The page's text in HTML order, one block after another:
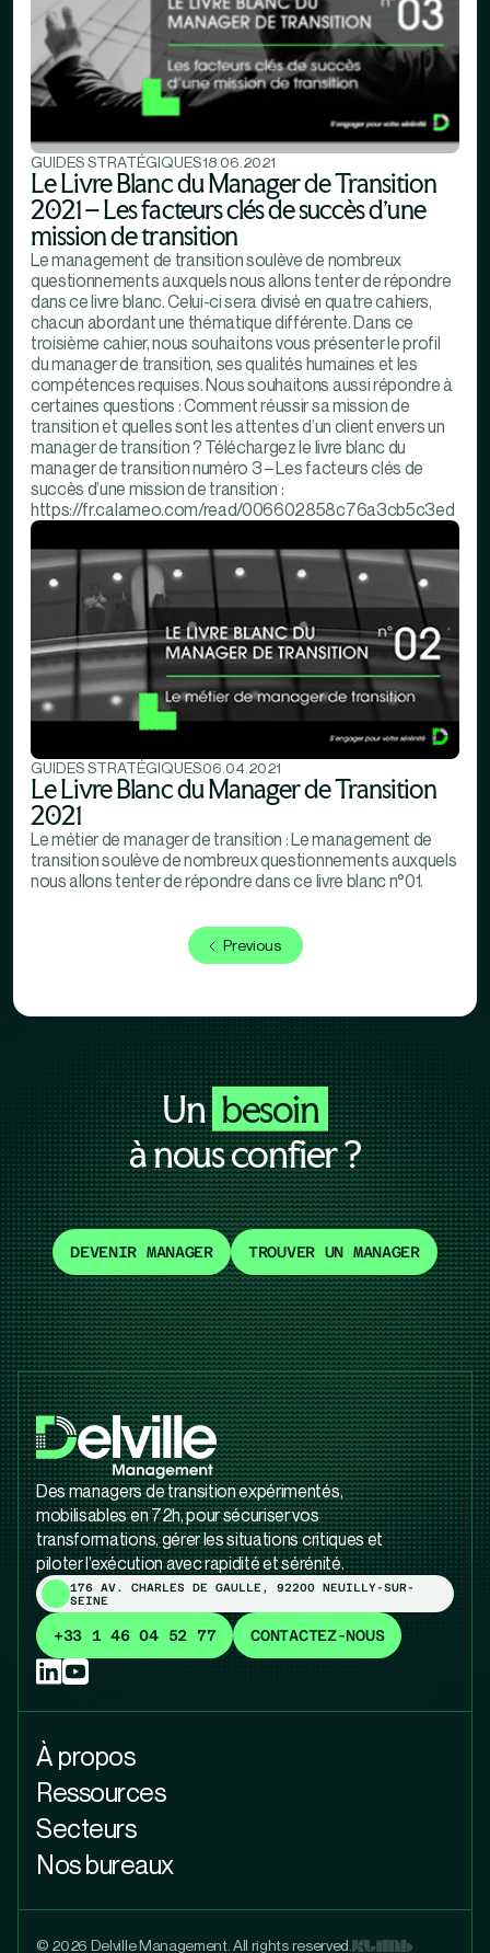
GUIDES STRATÉGIQUES18.06.2021
Le Livre Blanc du Manager de Transition
2021 – Les facteurs clés de succès d’une
mission de transition
Le management de transition soulève de nombreux
questionnements auxquels nous allons tenter de répondre
dans ce livre blanc. Celui-ci sera divisé en quatre cahiers,
chacun abordant une thématique différente. Dans ce
troisième cahier, nous souhaitons vous présenter le profil
du manager de transition, ses qualités humaines et les
compétences requises. Nous souhaitons aussi répondre à
certaines questions : Comment réussir sa mission de
transition et quelles sont les attentes d’un client envers un
manager de transition ? Téléchargez le livre blanc du
manager de transition numéro 3 – Les facteurs clés de
succès d’une mission de transition :
https://fr.calameo.com/read/006602858c76a3cb5c3ed
GUIDES STRATÉGIQUES06.04.2021
Le Livre Blanc du Manager de Transition
2021
Le métier de manager de transition : Le management de
transition soulève de nombreux questionnements auxquels
nous allons tenter de répondre dans ce livre blanc n°01.
Previous
Un besoin
à nous confier ?
DEVENIR MANAGER TROUVER UN MANAGER
Des managers de transition expérimentés,
mobilisables en 72h, pour sécuriser vos
transformations, gérer les situations critiques et
piloter l’exécution avec rapidité et sérénité.
176 AV. CHARLES DE GAULLE, 92200 NEUILLY-SUR-
SEINE
+33 1 46 04 52 77 CONTACTEZ-NOUS
À propos
Ressources
Secteurs
Nos bureaux
© 2026 Delville Management. All rights reserved.